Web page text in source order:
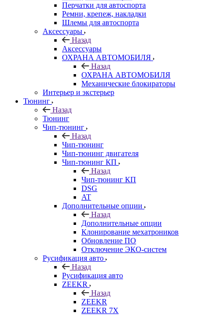
Перчатки для автоспорта
Ремни, крепеж, накладки
Шлемы для автоспорта
Аксессуары
Назад
Аксессуары
ОХРАНА АВТОМОБИЛЯ
Назад
ОХРАНА АВТОМОБИЛЯ
Механические блокираторы
Интерьер и экстерьер
Тюнинг
Назад
Тюнинг
Чип-тюнинг
Назад
Чип-тюнинг
Чип-тюнинг двигателя
Чип-тюнинг КП
Назад
Чип-тюнинг КП
DSG
AT
Дополнительные опции
Назад
Дополнительные опции
Клонирование мехатроников
Обновление ПО
Отключение ЭКО-систем
Русификация авто
Назад
Русификация авто
ZEEKR
Назад
ZEEKR
ZEEKR 7X